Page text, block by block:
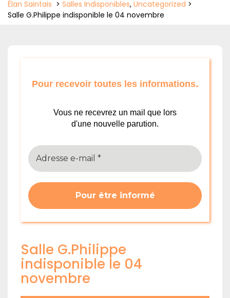
Élan Saintais > Salles Indisponibles, Uncategorized >
Salle G.Philippe indisponible le 04 novembre
Pour recevoir toutes les informations.
Vous ne recevrez un mail que lors
d'une nouvelle parution.
Salle G.Philippe
indisponible le 04
novembre